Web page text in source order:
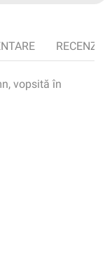
vopsită în